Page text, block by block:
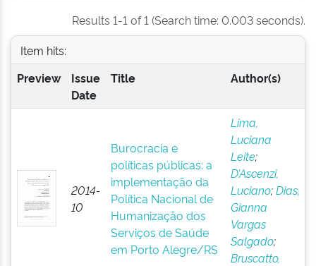
Results 1-1 of 1 (Search time: 0.003 seconds).
Item hits:
Preview
Issue
Date
Title Author(s)
2014-
10
Burocracia e
políticas públicas: a
implementação da
Política Nacional de
Humanização dos
Serviços de Saúde
em Porto Alegre/RS
Lima,
Luciana
Leite;
D’Ascenzi,
Luciano;Dias,
Gianna
Vargas
Salgado;
Bruscatto,